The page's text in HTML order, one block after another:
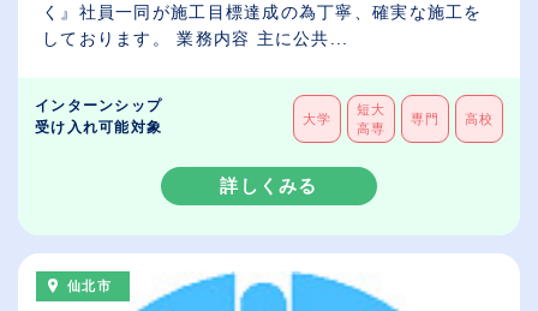
く』社員一同が施工目標達成の為丁寧、確実な施工を
しております。 業務内容 主に公共...
インターンシップ
受け入れ可能対象
大学
短大
高専
専門 高校
詳しくみる
仙北市